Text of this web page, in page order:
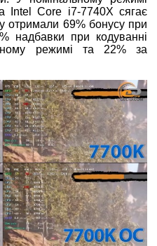
Intel Core i7-7740X сягає
отримали 69% бонусу при
надбавки при кодуванні
режимі та 22% за